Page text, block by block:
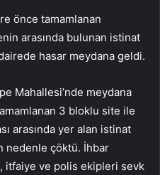
önce tamamlanan
arasında bulunan istinat
hasar meydana geldi.
Mahallesi’nde meydana
3 bloklu site ile
arasında yer alan istinat
nedenle çöktü. İhbar
itfaiye ve polis ekipleri sevk